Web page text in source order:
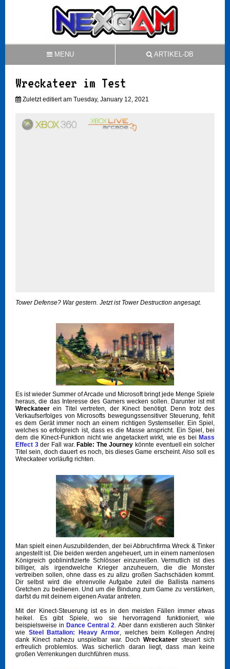
MENU ARTIKEL-DB
Wreckateer im Test
Zuletzt editiert am Tuesday, January 12, 2021
Tower Defense? War gestern. Jetzt ist Tower Destruction angesagt.
Es ist wieder Summer of Arcade und Microsoft bringt jede Menge Spiele
heraus, die das Interesse des Gamers wecken sollen. Darunter ist mit
Wreckateer ein Titel vertreten, der Kinect benötigt. Denn trotz des
Verkaufserfolges von Microsofts bewegungssensitiver Steuerung, fehlt
es dem Gerät immer noch an einem richtigen Systemseller. Ein Spiel,
welches so erfolgreich ist, dass es die Masse anspricht. Ein Spiel, bei
dem die Kinect-Funktion nicht wie angetackert wirkt, wie es bei Mass
Effect 3der Fall war. Fable: The Journey könnte eventuell ein solcher
Titel sein, doch dauert es noch, bis dieses Game erscheint. Also soll es
Wreckateer vorläufig richten.
Man spielt einen Auszubildenden, der bei Abbruchfirma Wreck & Tinker
angestellt ist. Die beiden werden angeheuert, um in einem namenlosen
Königreich goblininfizierte Schlösser einzureißen. Vermutlich ist dies
billiger, als irgendwelche Krieger anzuheuern, die die Monster
vertreiben sollen, ohne dass es zu allzu großen Sachschäden kommt.
Dir selbst wird die ehrenvolle Aufgabe zuteil die Ballista namens
Gretchen zu bedienen. Und um die Bindung zum Game zu verstärken,
darfst du mit deinem eigenen Avatar antreten.
Mit der Kinect-Steuerung ist es in den meisten Fällen immer etwas
heikel. Es gibt Spiele, wo sie hervorragend funktioniert, wie
beispielsweise in Dance Central 2. Aber dann existieren auch Stinker
wie Steel Battalion: Heavy Armor, welches beim Kollegen Andrej
dank Kinect nahezu unspielbar war. DochWreckateer steuert sich
erfreulich problemlos. Was sicherlich daran liegt, dass man keine
großen Verrenkungen durchführen muss.